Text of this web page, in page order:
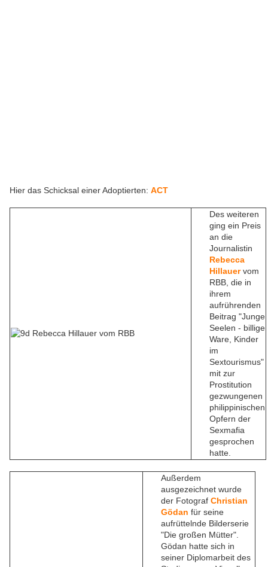
Hier das Schicksal einer Adoptierten: ACT
Des weiteren
ging ein Preis
an die
Journalistin
Rebecca
Hillauervom
RBB, die in
ihrem
aufrührenden
Beitrag "Junge
Seelen - billige
Ware, Kinder
im
Sextourismus"
mit zur
Prostitution
gezwungenen
philippinischen
Opfern der
Sexmafia
gesprochen
hatte.
Außerdem
ausgezeichnet wurde
der Fotograf Christian
Gödan für seine
aufrüttelnde Bilderserie
"Die großen Mütter".
Gödan hatte sich in
seiner Diplomarbeit des